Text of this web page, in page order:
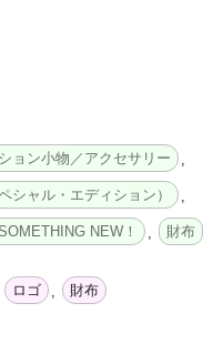
ョン小物／アクセサリー
シャル・エディション）
NEW！ 財布
ロゴ 財布